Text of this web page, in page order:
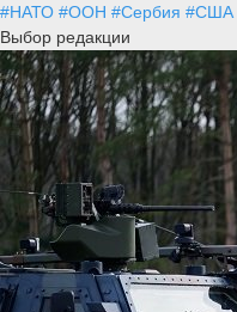
#НАТО #ООН #Сербия #США
Выбор редакции